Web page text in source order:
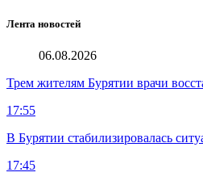
Лента новостей
06.08.2026
Трем жителям Бурятии врачи
17:55
В Бурятии стабилизировалась
17:45